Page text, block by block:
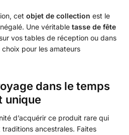
cet objet de collection est le
Une véritable tasse de fête
vos tables de réception ou dans
pour les amateurs
dans le temps
unique
d’acquérir ce produit rare qui
traditions ancestrales. Faites